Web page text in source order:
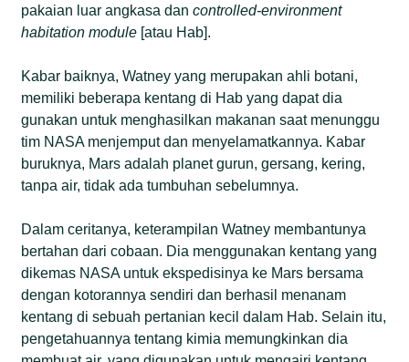
pakaian luar angkasa dancontrolled-environment
habitation module [atau Hab].
Kabar baiknya, Watney yang merupakan ahli botani,
memiliki beberapa kentang di Hab yang dapat dia
gunakan untuk menghasilkan makanan saat menunggu
tim NASA menjemput dan menyelamatkannya. Kabar
buruknya, Mars adalah planet gurun, gersang, kering,
tanpa air, tidak ada tumbuhan sebelumnya.
Dalam ceritanya, keterampilan Watney membantunya
bertahan dari cobaan. Dia menggunakan kentang yang
dikemas NASA untuk ekspedisinya ke Mars bersama
dengan kotorannya sendiri dan berhasil menanam
kentang di sebuah pertanian kecil dalam Hab. Selain itu,
pengetahuannya tentang kimia memungkinkan dia